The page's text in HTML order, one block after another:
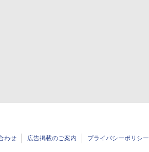
わせ 広告掲載のご案内 プライバシーポリシー